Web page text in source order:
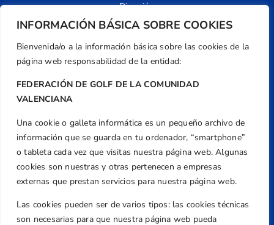
INFORMACIÓN BÁSICA SOBRE COOKIES
Bienvenida/o a la información básica sobre las cookies de la
página web responsabilidad de la entidad:
FEDERACIÓN DE GOLF DE LA COMUNIDAD
VALENCIANA
Una cookie o galleta informática es un pequeño archivo de
información que se guarda en tu ordenador, “smartphone”
o tableta cada vez que visitas nuestra página web. Algunas
cookies son nuestras y otras pertenecen a empresas
externas que prestan servicios para nuestra página web.
Las cookies pueden ser de varios tipos: las cookies técnicas
son necesarias para que nuestra página web pueda
Dirección
Centre de L´Esport, Carrer d'Isaac Peral i
Valencia
+34 961 367 799
federacion@golfcv.com
Aviso Legal
Política de Privacidad
Transparencia
Normativa